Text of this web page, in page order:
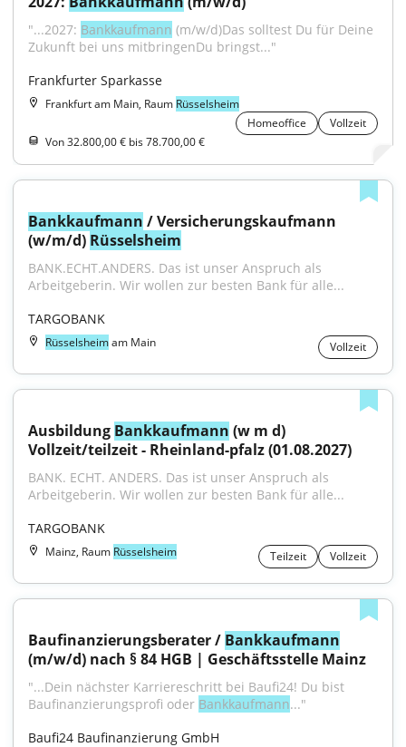
"...2027: Bankkaufmann (m/w/d)Das solltest Du für Deine
Zukunft bei uns mitbringenDu bringst..."
Frankfurter Sparkasse
Frankfurt am Main, Raum Rüsselsheim
Homeoffice
Vollzeit
Von 32.800,00 € bis 78.700,00 €
Bankkaufmann / Versicherungskaufmann
(w/m/d) Rüsselsheim
BANK.ECHT.ANDERS. Das ist unser Anspruch als
Arbeitgeberin. Wir wollen zur besten Bank für alle...
TARGOBANK
Rüsselsheimam Main Vollzeit
Ausbildung Bankkaufmann (w m d)
Vollzeit/teilzeit - Rheinland-pfalz (01.08.2027)
BANK. ECHT. ANDERS. Das ist unser Anspruch als
Arbeitgeberin. Wir wollen zur besten Bank für alle...
TARGOBANK
Mainz, Raum Rüsselsheim Teilzeit Vollzeit
Baufinanzierungsberater / Bankkaufmann
(m/w/d) nach § 84 HGB | Geschäftsstelle Mainz
"...Dein nächster Karriereschritt bei Baufi24! Du bist
Baufinanzierungsprofi oder Bankkaufmann..."
Baufi24 Baufinanzierung GmbH